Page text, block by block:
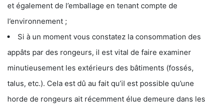
et également de l’emballage en tenant compte de
l’environnement ;
Si à un moment vous constatez la consommation des
appâts par des rongeurs, il est vital de faire examiner
minutieusement les extérieurs des bâtiments (fossés,
talus, etc.). Cela est dû au fait qu’il est possible qu’une
horde de rongeurs ait récemment élue demeure dans les